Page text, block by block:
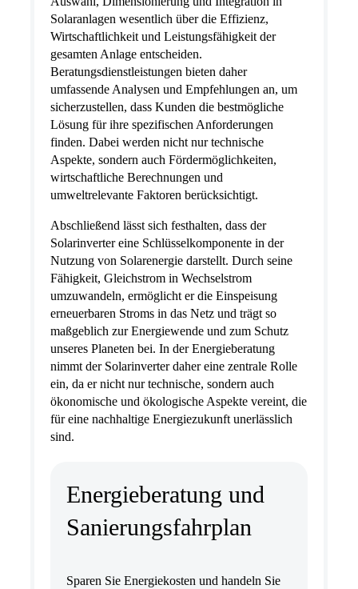
Solaranlagen wesentlich über die Effizienz,
Wirtschaftlichkeit und Leistungsfähigkeit der
gesamten Anlage entscheiden.
Beratungsdienstleistungen bieten daher
umfassende Analysen und Empfehlungen an, um
sicherzustellen, dass Kunden die bestmögliche
Lösung für ihre spezifischen Anforderungen
finden. Dabei werden nicht nur technische
Aspekte, sondern auch Fördermöglichkeiten,
wirtschaftliche Berechnungen und
umweltrelevante Faktoren berücksichtigt.
Abschließend lässt sich festhalten, dass der
Solarinverter eine Schlüsselkomponente in der
Nutzung von Solarenergie darstellt. Durch seine
Fähigkeit, Gleichstrom in Wechselstrom
umzuwandeln, ermöglicht er die Einspeisung
erneuerbaren Stroms in das Netz und trägt so
maßgeblich zur Energiewende und zum Schutz
unseres Planeten bei. In der Energieberatung
nimmt der Solarinverter daher eine zentrale Rolle
ein, da er nicht nur technische, sondern auch
ökonomische und ökologische Aspekte vereint, die
für eine nachhaltige Energiezukunft unerlässlich
sind.
Energieberatung und
Sanierungsfahrplan
Sparen Sie Energiekosten und handeln Sie